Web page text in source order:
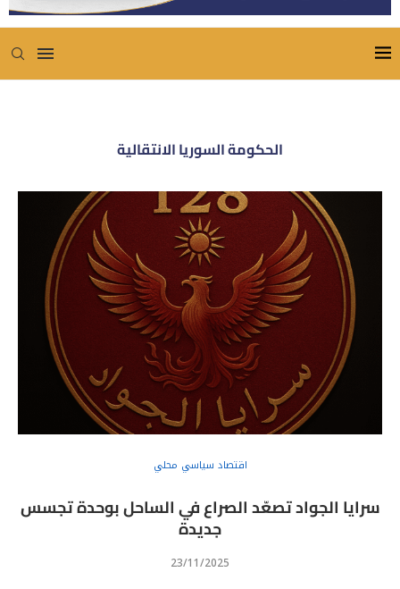
الحكومة السوريا الانتقالية
اقتصاد سياسي محلي
سرايا الجواد تصعّد الصراع في الساحل بوحدة تجسس
جديدة
23/11/2025